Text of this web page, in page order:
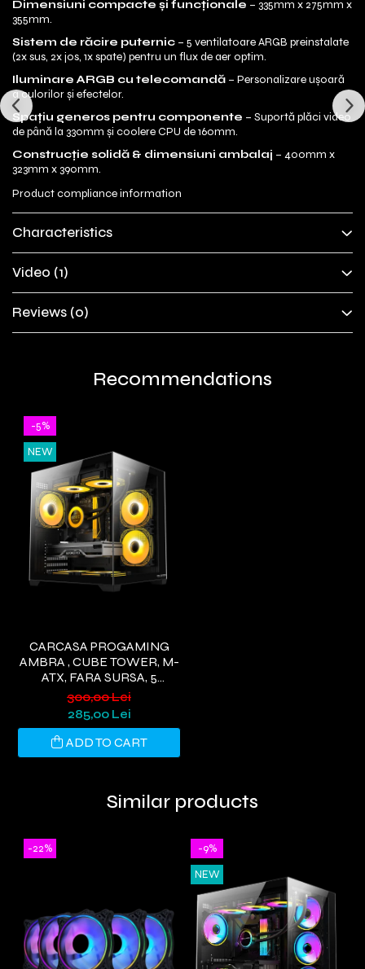
Dimensiuni compacte și funcționale – 335mm x 275mm x
355mm.
Sistem de răcire puternic – 5 ventilatoare ARGB preinstalate
(2x sus, 2x jos, 1x spate) pentru un flux de aer optim.
Iluminare ARGB cu telecomandă – Personalizare ușoară
a culorilor și efectelor.
Spațiu generos pentru componente – Suportă plăci video
de până la 330mm și coolere CPU de 160mm.
Construcție solidă & dimensiuni ambalaj – 400mm x
323mm x 390mm.
Product compliance information
Characteristics
Video (1)
Reviews (0)
Recommendations
-5%
NEW
CARCASA PROGAMING
AMBRA , CUBE TOWER, M-
ATX, FARA SURSA, 5
VENTILATOARE ARGB,
NEGRU
300,00 Lei
285,00 Lei
ADD TO CART
Similar products
-22%
-9%
NEW